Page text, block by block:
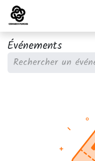
Événements